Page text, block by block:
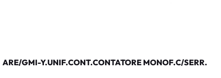
ARE/GMI-Y.UNIF.CONT.CONTATORE MONOF.C/SERR.